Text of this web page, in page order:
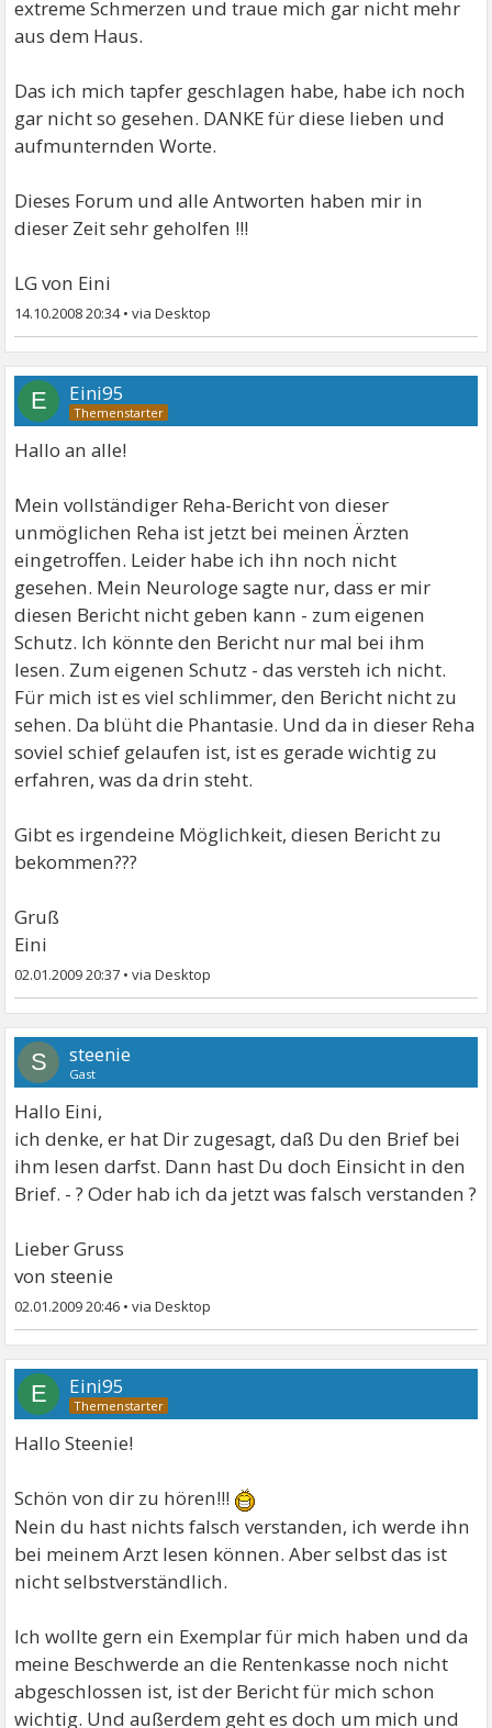
extreme Schmerzen und traue mich gar nicht mehr
aus dem Haus.
Das ich mich tapfer geschlagen habe, habe ich noch
gar nicht so gesehen. DANKE für diese lieben und
aufmunternden Worte.
Dieses Forum und alle Antworten haben mir in
dieser Zeit sehr geholfen !!!
LG von Eini
14.10.2008 20:34•
E Eini95
Hallo an alle!
Mein vollständiger Reha-Bericht von dieser
unmöglichen Reha ist jetzt bei meinen Ärzten
eingetroffen. Leider habe ich ihn noch nicht
gesehen. Mein Neurologe sagte nur, dass er mir
diesen Bericht nicht geben kann - zum eigenen
Schutz. Ich könnte den Bericht nur mal bei ihm
lesen. Zum eigenen Schutz - das versteh ich nicht.
Für mich ist es viel schlimmer, den Bericht nicht zu
sehen. Da blüht die Phantasie. Und da in dieser Reha
soviel schief gelaufen ist, ist es gerade wichtig zu
erfahren, was da drin steht.
Gibt es irgendeine Möglichkeit, diesen Bericht zu
bekommen???
Gruß
Eini
02.01.2009 20:37 •
S steenie
Gast
Hallo Eini,
ich denke, er hat Dir zugesagt, daß Du den Brief bei
ihm lesen darfst. Dann hast Du doch Einsicht in den
Brief. - ? Oder hab ich da jetzt was falsch verstanden ?
Lieber Gruss
von steenie
02.01.2009 20:46 •
E Eini95
Hallo Steenie!
Schön von dir zu hören!!!
Nein du hast nichts falsch verstanden, ich werde ihn
bei meinem Arzt lesen können. Aber selbst das ist
nicht selbstverständlich.
Ich wollte gern ein Exemplar für mich haben und da
meine Beschwerde an die Rentenkasse noch nicht
abgeschlossen ist, ist der Bericht für mich schon
wichtig. Und außerdem geht es doch um mich und